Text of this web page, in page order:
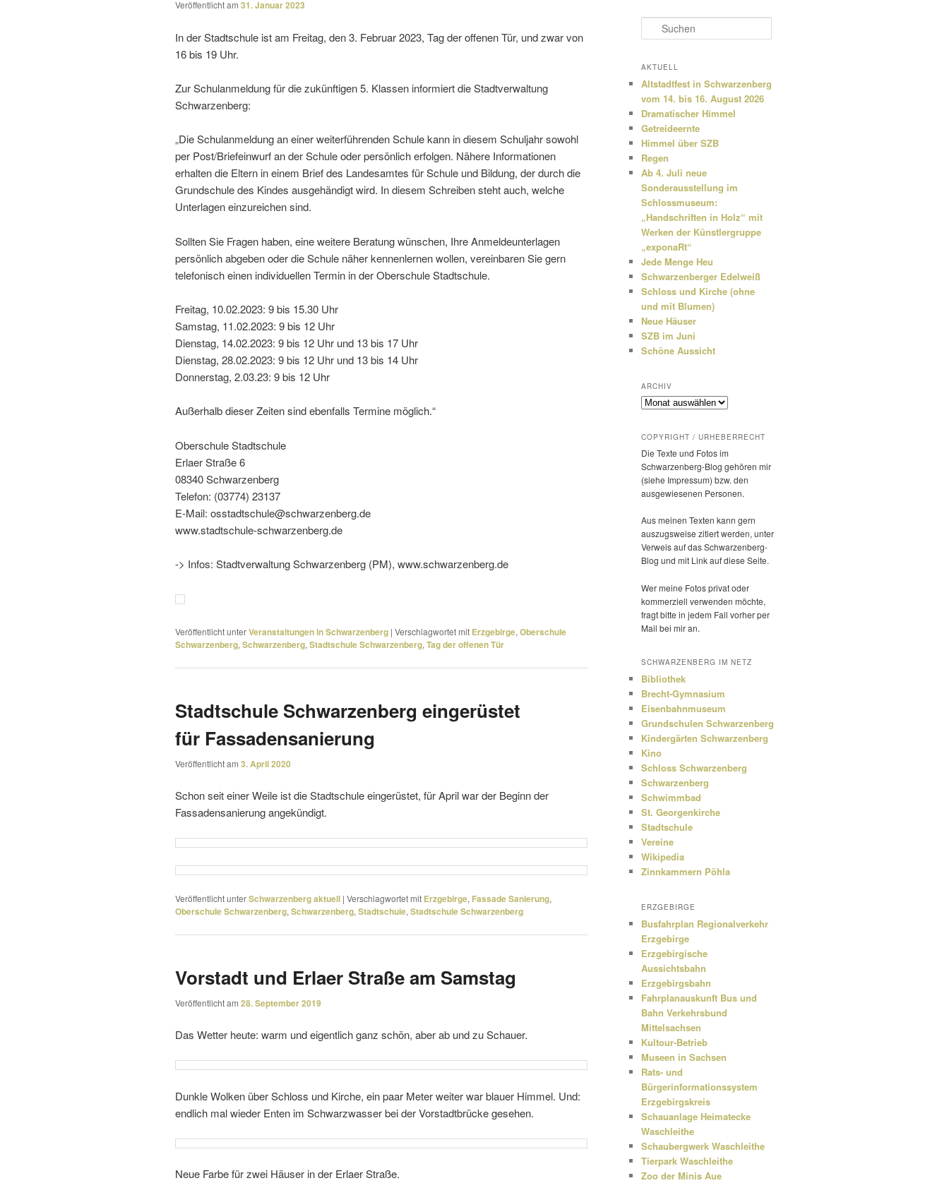
Veröffentlicht am 31. Januar 2023
In der Stadtschule ist am Freitag, den 3. Februar 2023, Tag der offenen Tür, und zwar von
16 bis 19 Uhr.
Zur Schulanmeldung für die zukünf­tigen 5. Klassen infor­miert die Stadtverwaltung
Schwarzenberg:
„Die Schulanmeldung an einer weiter­füh­renden Schule kann in diesem Schuljahr sowohl
per Post/Briefeinwurf an der Schule oder persön­lich erfolgen. Nähere Informationen
erhalten die Eltern in einem Brief des Landesamtes für Schule und Bildung, der durch die
Grundschule des Kindes ausge­hän­digt wird. In diesem Schreiben steht auch, welche
Unterlagen einzu­rei­chen sind.
Sollten Sie Fragen haben, eine weitere Beratung wünschen, Ihre Anmeldeunterlagen
persön­lich abgeben oder die Schule näher kennen­lernen wollen, verein­baren Sie gern
tele­fo­nisch einen indi­vi­du­ellen Termin in der Oberschule Stadtschule.
Freitag, 10.02.2023: 9 bis 15.30 Uhr
Samstag, 11.02.2023: 9 bis 12 Uhr
Dienstag, 14.02.2023: 9 bis 12 Uhr und 13 bis 17 Uhr
Dienstag, 28.02.2023: 9 bis 12 Uhr und 13 bis 14 Uhr
Donnerstag, 2.03.23: 9 bis 12 Uhr
Außerhalb dieser Zeiten sind eben­falls Termine möglich.“
Oberschule Stadtschule
Erlaer Straße 6
08340 Schwarzenberg
Telefon: (03774) 23137
E-Mail: osstadtschule@schwarzenberg.de
www.stadtschule-schwarzenberg.de
-> Infos: Stadtverwaltung Schwarzenberg (PM), www.schwarzenberg.de
Veröffentlicht unterVeranstaltungen in Schwarzenberg | Verschlagwortet mit Erzgebirge, Oberschule
Schwarzenberg, Schwarzenberg, Stadtschule Schwarzenberg, Tag der offenen Tür
Stadtschule Schwarzenberg eingerüstet
für Fassadensanierung
Veröffentlicht am 3. April 2020
Schon seit einer Weile ist die Stadtschule einge­rüstet, für April war der Beginn der
Fassadensanierung angekündigt.
Veröffentlicht unterSchwarzenberg aktuell | Verschlagwortet mit Erzgebirge, Fassade Sanierung,
Oberschule Schwarzenberg, Schwarzenberg, Stadtschule, Stadtschule Schwarzenberg
Vorstadt und Erlaer Straße am Samstag
Veröffentlicht am 28. September 2019
Das Wetter heute: warm und eigent­lich ganz schön, aber ab und zu Schauer.
Dunkle Wolken über Schloss und Kirche, ein paar Meter weiter war blauer Himmel. Und:
endlich mal wieder Enten im Schwarzwasser bei der Vorstadtbrücke gesehen.
Neue Farbe für zwei Häuser in der Erlaer Straße.
u
h
n
AKTUELL
Altstadtfest in Schwarzenberg
vom 14. bis 16. August 2026
Dramatischer Himmel
Getreideernte
Himmel über SZB
Regen
Ab 4. Juli neue
Sonderausstellung im
Schlossmuseum:
„Handschriften in Holz“ mit
Werken der Künstlergruppe
„exponaRt“
Jede Menge Heu
Schwarzenberger Edelweiß
Schloss und Kirche (ohne
und mit Blumen)
Neue Häuser
SZB im Juni
Schöne Aussicht
ARCHIV
Archiv
COPYRIGHT / URHEBERRECHT
Die Texte und Fotos im
Schwarzenberg-Blog gehören mir
(siehe Impressum) bzw. den
ausge­wie­senen Personen.
Aus meinen Texten kann gern
auszugs­weise zitiert werden, unter
Verweis auf das Schwarzenberg-
Blog und mit Link auf diese Seite.
Wer meine Fotos privat oder
kommer­ziell verwenden möchte,
fragt bitte in jedem Fall vorher per
Mail bei mir an.
SCHWARZENBERG IM NETZ
Bibliothek
Brecht-Gymnasium
Eisenbahnmuseum
Grundschulen Schwarzenberg
Kindergärten Schwarzenberg
Kino
Schloss Schwarzenberg
Schwarzenberg
Schwimmbad
St. Georgenkirche
Stadtschule
Vereine
Wikipedia
Zinnkammern Pöhla
ERZGEBIRGE
Busfahrplan Regionalverkehr
Erzgebirge
Erzgebirgische
Aussichtsbahn
Erzgebirgsbahn
Fahrplanauskunft Bus und
Bahn Verkehrsbund
Mittelsachsen
Kultour-Betrieb
Museen in Sachsen
Rats- und
Bürgerinformationssystem
Erzgebirgskreis
Schauanlage Heimatecke
Waschleithe
Schaubergwerk Waschleithe
Tierpark Waschleithe
Zoo der Minis Aue